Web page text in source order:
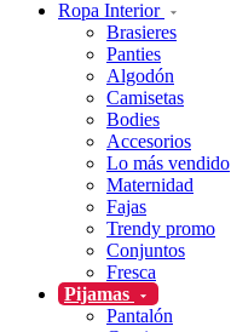
Ropa Interior
Brasieres
Panties
Algodón
Camisetas
Bodies
Accesorios
Lo más vendido
Maternidad
Fajas
Trendy promo
Conjuntos
Fresca
Pijamas
Pantalón